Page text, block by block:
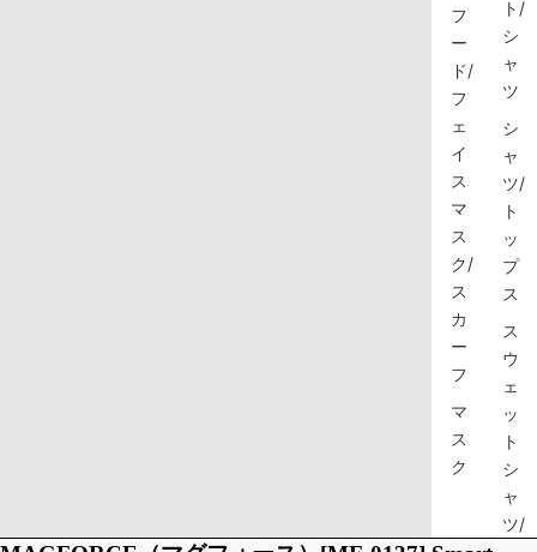
フ
ー
ド/
フ
ェ
イ
ス
マ
ス
ク/
ス
カ
ー
フ
マ
ス
ク
ト/
シ
ャ
ツ
シ
ャ
ツ/
ト
ッ
プ
ス
ス
ウ
ェ
ッ
ト
シ
ャ
ツ/